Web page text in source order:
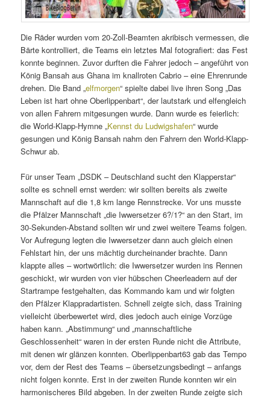
Die Räder wurden vom 20-Zoll-Beamten akribisch vermessen, die
Bärte kontrolliert, die Teams ein letztes Mal fotografiert: das Fest
konnte beginnen. Zuvor durften die Fahrer jedoch – angeführt von
König Bansah aus Ghana im knallroten Cabrio – eine Ehrenrunde
drehen. Die Band „elfmorgen“ spielte dabei live ihren Song „Das
Leben ist hart ohne Oberlippenbart“, der lautstark und elfengleich
von allen Fahrern mitgesungen wurde. Dann wurde es feierlich:
die World-Klapp-Hymne „Kennst du Ludwigshafen“ wurde
gesungen und König Bansah nahm den Fahrern den World-Klapp-
Schwur ab.
Für unser Team „DSDK – Deutschland sucht den Klapperstar“
sollte es schnell ernst werden: wir sollten bereits als zweite
Mannschaft auf die 1,8 km lange Rennstrecke. Vor uns musste
die Pfälzer Mannschaft „die Iwwersetzer 6?/1?“ an den Start, im
30-Sekunden-Abstand sollten wir und zwei weitere Teams folgen.
Vor Aufregung legten die Iwwersetzer dann auch gleich einen
Fehlstart hin, der uns mächtig durcheinander brachte. Dann
klappte alles – wortwörtlich: die Iwwersetzer wurden ins Rennen
geschickt, wir wurden von vier hübschen Cheerleadern auf der
Startrampe festgehalten, das Kommando kam und wir folgten
den Pfälzer Klappradartisten. Schnell zeigte sich, dass Training
vielleicht überbewertet wird, dies jedoch auch einige Vorzüge
haben kann. „Abstimmung“ und „mannschaftliche
Geschlossenheit“ waren in der ersten Runde nicht die Attribute,
mit denen wir glänzen konnten. Oberlippenbart63 gab das Tempo
vor, dem der Rest des Teams – übersetzungsbedingt – anfangs
nicht folgen konnte. Erst in der zweiten Runde konnten wir ein
harmonischeres Bild abgeben. In der zweiten Runde zeigte sich